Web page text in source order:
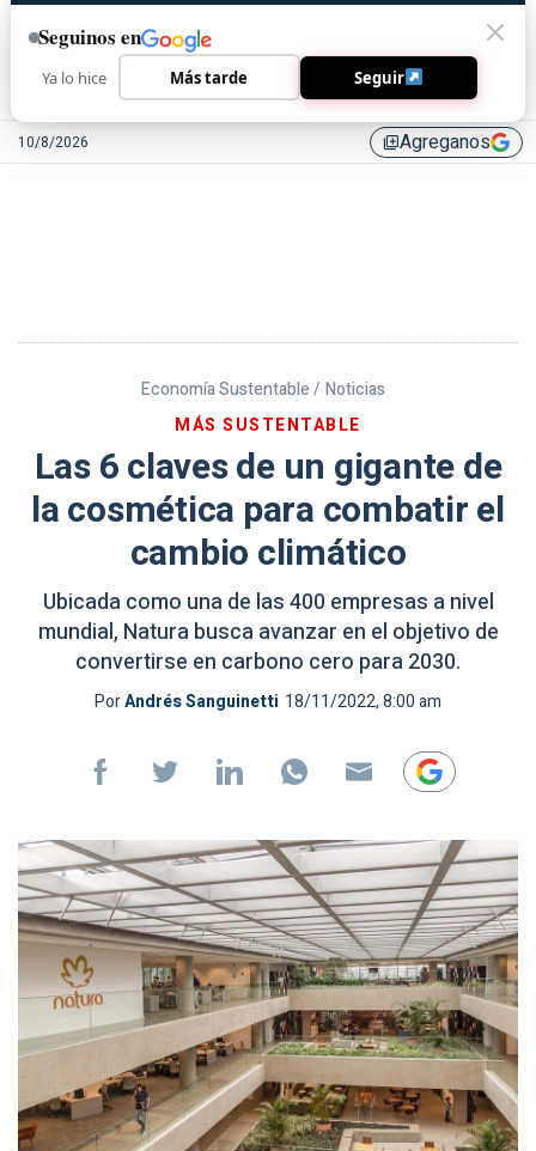
10/8/2026 library_addAgreganos
Economía Sustentable / Noticias
MÁS SUSTENTABLE
Las 6 claves de un gigante de
la cosmética para combatir el
cambio climático
Ubicada como una de las 400 empresas a nivel
mundial, Natura busca avanzar en el objetivo de
convertirse en carbono cero para 2030.
PorAndrés Sanguinetti 18/11/2022, 8:00 am
Seguinos en
Ya lo hice Más tarde Seguir